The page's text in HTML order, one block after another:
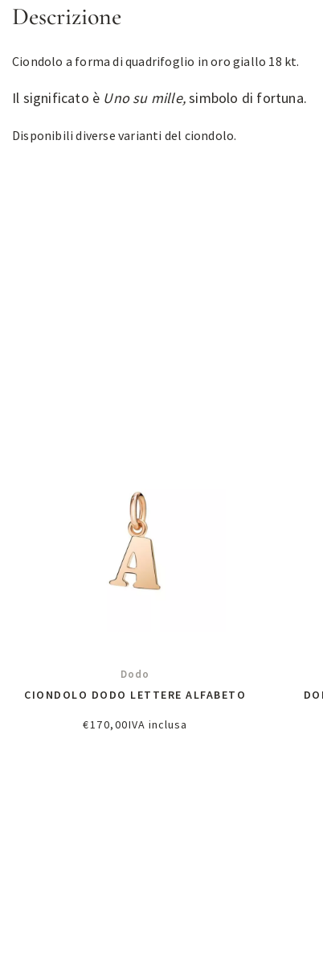
Descrizione
Ciondolo a forma di quadrifoglio in oro giallo 18 kt.
Il significato è Uno su mille,simbolo di fortuna.
Disponibili diverse varianti del ciondolo.
Dodo
CIONDOLO DODO LETTERE ALFABETO
€170,00IVA inclusa